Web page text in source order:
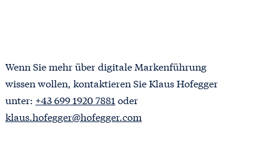
Wenn Sie mehr über digitale Markenführung
wissen wollen, kontaktieren Sie Klaus Hofegger
unter: +43 699 1920 7881 oder
klaus.hofegger@hofegger.com